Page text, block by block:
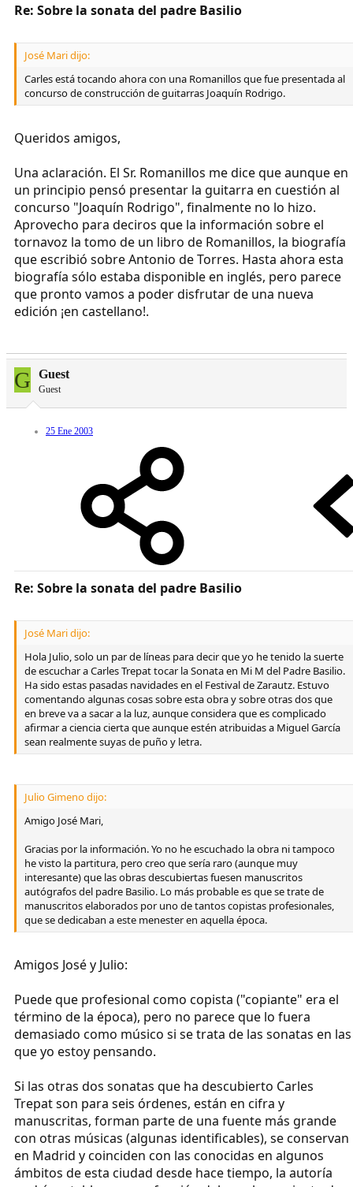
Re: Sobre la sonata del padre Basilio
José Mari dijo:
Carles está tocando ahora con una Romanillos que fue presentada al
concurso de construcción de guitarras Joaquín Rodrigo.
Queridos amigos,
Una aclaración. El Sr. Romanillos me dice que aunque en
un principio pensó presentar la guitarra en cuestión al
concurso "Joaquín Rodrigo", finalmente no lo hizo.
Aprovecho para deciros que la información sobre el
tornavoz la tomo de un libro de Romanillos, la biografía
que escribió sobre Antonio de Torres. Hasta ahora esta
biografía sólo estaba disponible en inglés, pero parece
que pronto vamos a poder disfrutar de una nueva
edición ¡en castellano!.
G Guest
Guest
25 Ene 2003
Re: Sobre la sonata del padre Basilio
José Mari dijo:
Hola Julio, solo un par de líneas para decir que yo he tenido la suerte
de escuchar a Carles Trepat tocar la Sonata en Mi M del Padre Basilio.
Ha sido estas pasadas navidades en el Festival de Zarautz. Estuvo
comentando algunas cosas sobre esta obra y sobre otras dos que
en breve va a sacar a la luz, aunque considera que es complicado
afirmar a ciencia cierta que aunque estén atribuidas a Miguel García
sean realmente suyas de puño y letra.
Julio Gimeno dijo:
Amigo José Mari,
Gracias por la información. Yo no he escuchado la obra ni tampoco
he visto la partitura, pero creo que sería raro (aunque muy
interesante) que las obras descubiertas fuesen manuscritos
autógrafos del padre Basilio. Lo más probable es que se trate de
manuscritos elaborados por uno de tantos copistas profesionales,
que se dedicaban a este menester en aquella época.
Amigos José y Julio:
Puede que profesional como copista ("copiante" era el
término de la época), pero no parece que lo fuera
demasiado como músico si se trata de las sonatas en las
que yo estoy pensando.
Si las otras dos sonatas que ha descubierto Carles
Trepat son para seis órdenes, están en cifra y
manuscritas, forman parte de una fuente más grande
con otras músicas (algunas identificables), se conservan
en Madrid y coinciden con las conocidas en algunos
ámbitos de esta ciudad desde hace tiempo, la autoría